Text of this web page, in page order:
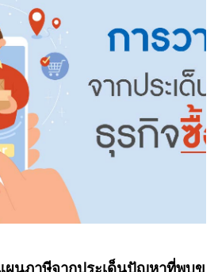
ผนภาษีจากประเด็นปัญหาที่พบขอ